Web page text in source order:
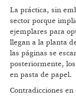
La práctica, sin
sector porque
ejemplares para
llegan a la planta
las páginas se
posteriormente,
en pasta de papel.
Contradicciones en